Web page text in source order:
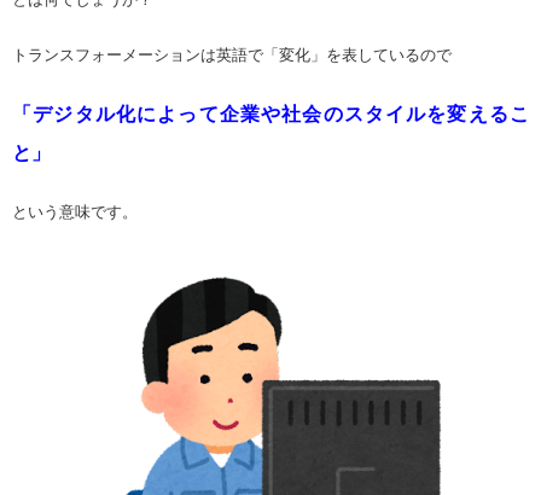
トランスフォーメーションは英語で「変化」を表しているので
「デジタル化によって企業や社会のスタイルを変えるこ
と」
という意味です。